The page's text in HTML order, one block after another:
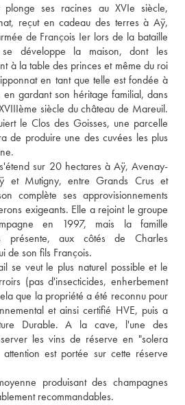
plonge ses racines au XVIe siècle,
reçut en cadeau des terres à Aÿ,
de François Ier lors de la bataille
développe la maison, dont les
à la table des princes et même du roi
en tant que telle est fondée à
gardant son héritage familial, dans
siècle du château de Mareuil.
le Clos des Goisses, une parcelle
de produire une des cuvées les plus
sur 20 hectares à Aÿ, Avenay-
et Mutigny, entre Grands Crus et
complète ses approvisionnements
exigeants. Elle a rejoint le groupe
en 1997, mais la famille
présente, aux côtés de Charles
de son fils François.
se veut le plus naturel possible et le
(pas d'insecticides, enherbement
que la propriété a été reconnu pour
et ainsi certifié HVE, puis a
Durable. A la cave, l'une des
les vins de réserve en "solera
est portée sur cette réserve
produisant des champagnes
recommandables.